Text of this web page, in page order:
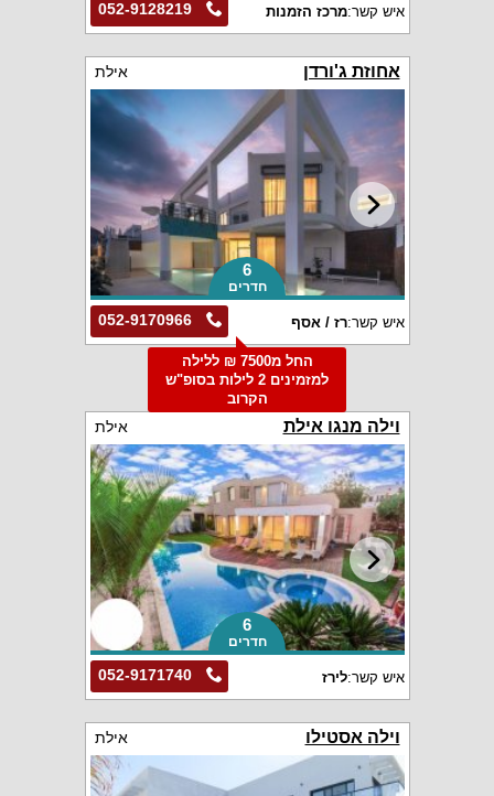
052-9128219 איש קשר:מרכז הזמנות
אחוזת ג'ורדן אילת
6
חדרים
052-9170966 איש קשר:רז / אסף
החל מ7500 ₪ ללילה
למזמינים 2 לילות בסופ"ש
הקרוב
וילה מנגו אילת אילת
6
חדרים
052-9171740 איש קשר:לירז
וילה אסטילו אילת